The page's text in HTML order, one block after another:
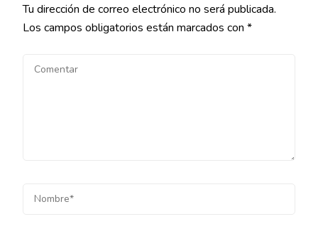
Tu dirección de correo electrónico no será publicada.
Los campos obligatorios están marcados con *